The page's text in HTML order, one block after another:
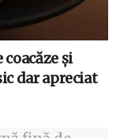
și
dar apreciat